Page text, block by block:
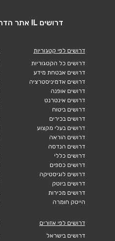
דרושים IL אתר הדרושים של ישראל
דרושים לפי קטגוריות
דרושים כל הקטגוריות
דרושים אבטחת מידע
דרושים אדמיניסטרציה
דרושים אופנה
דרושים אינטרנט
דרושים ביטוח
דרושים בכירים
דרושים בעלי מקצוע
דרושים הוראה
דרושים הנדסה
דרושים כללי
דרושים כספים
דרושים לוגיסטיקה
דרושים ביוטק
דרושים מכירות
הייטק חומרה
דרושים לפי אזורים
דרושים בישראל